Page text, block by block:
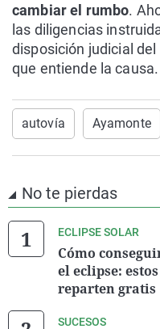
cambiar el rumbo.
las diligencias
disposición judicial
que entiende la causa.
autovía Ayamonte
No te pierdas
ECLIPSE SOLAR
Cómo
el eclipse:
reparten gratis
SUCESOS